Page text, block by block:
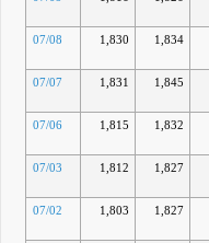
07/08 1,830 1,834
07/07 1,831 1,845
07/06 1,815 1,832
07/03 1,812 1,827
07/02 1,803 1,827